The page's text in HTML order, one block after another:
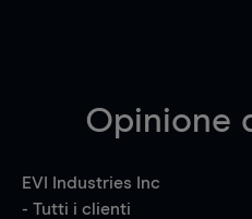
Opinione
EVI Industries Inc
- Tutti i clienti